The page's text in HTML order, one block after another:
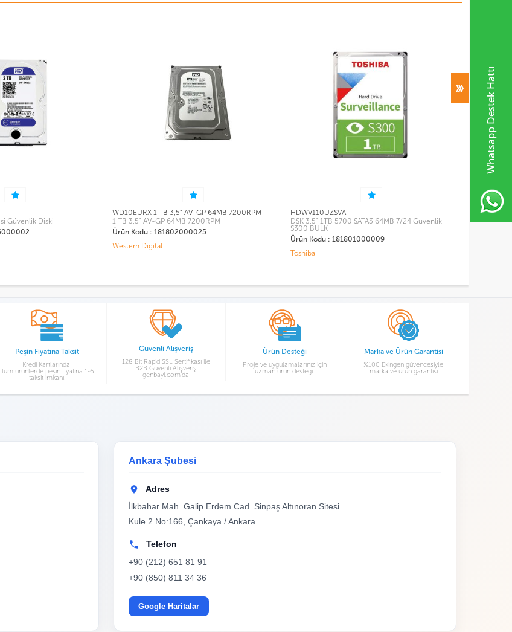
Whatsapp Destek Hattı
WD10EURX 1 TB 3,5" AV-GP 64MB 7200RPM
1 TB 3,5" AV-GP 64MB 7200RPM
Ürün Kodu : 181802000025
HDWV110UZSVA
DSK 3,5" 1TB 5700 SATA3 64MB 7/24 Guvenlik
S300 BULK
Ürün Kodu : 181801000009
SKYHAWK 14 TB 7200Rpm 3.5" Sata RV
Güvenlik Diski ST14000VX0008
Güvenlik Disk
Peşin Fiyatına Taksit
Kredi Kartlarında;
Tüm ürünlerde peşin fiyatına 1-6
taksit imkanı.
Güvenli Alışveriş
128 Bit Rapid SSL Sertifikası ile
B2B Güvenli Alışveriş
genbayi.com’da
Ürün Desteği
Proje ve uygulamalarınız için
uzman ürün desteği.
Marka ve Ürün Garantisi
%100 Ekingen güvencesiyle
marka ve ürün garantisi
Ankara Şubesi
Adres
İlkbahar Mah. Galip Erdem Cad. Sinpaş Altınoran Sitesi
Kule 2 No:166, Çankaya / Ankara
Telefon
+90 (212) 651 81 91
+90 (850) 811 34 36
Google Haritalar